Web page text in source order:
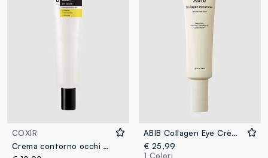
COXIR
Crema contorno occhi antiage formulata con bava di lumaca, collagene ed estratto di riso nero che dona un aspetto più giovane e luminoso alla zona delicata del contorno occhi - Skincare Coreana
ABIB Collagen Eye Crème Jericho Rose Tube 30ml - Skincare Coreana
€ 25,99
1 Colori